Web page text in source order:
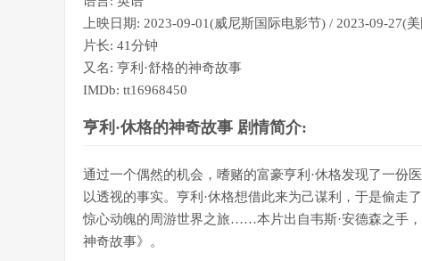
上映日期: 2023-09-01(威尼斯国际电影节) / 2023-09-27(
片长: 41分钟
又名: 亨利·舒格的神奇故事
IMDb: tt16968450
亨利·休格的神奇故事 剧情简介:
通过一个偶然的机会，嗜赌的富豪亨利·休格发现了一份
以透视的事实。亨利·休格想借此来为己谋利，于是偷走
惊心动魄的周游世界之旅……本片出自韦斯·安德森之手
神奇故事》。